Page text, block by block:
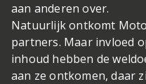
aan anderen over.
Natuurlijk ontkomt
partners. Maar invloed
inhoud hebben de
aan ze ontkomen, daar